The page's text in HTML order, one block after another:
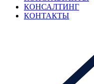
КОНСАЛТИНГ
КОНТАКТЫ